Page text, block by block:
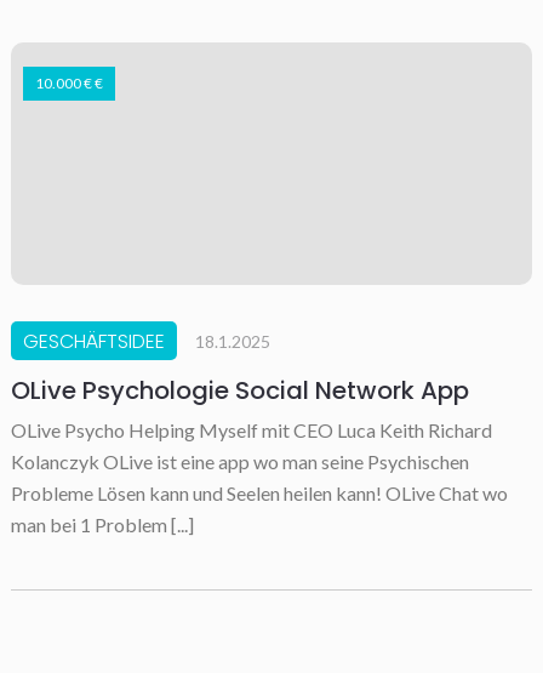
10.000 € €
GESCHÄFTSIDEE 18.1.2025
OLive Psychologie Social Network App
OLive Psycho Helping Myself mit CEO Luca Keith Richard
Kolanczyk OLive ist eine app wo man seine Psychischen
Probleme Lösen kann und Seelen heilen kann! OLive Chat wo
man bei 1 Problem [...]